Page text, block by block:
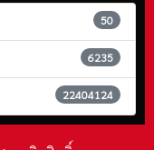
50
6235
22404124